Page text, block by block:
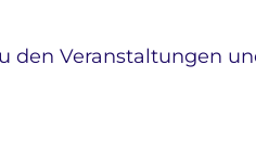
den Veranstaltungen